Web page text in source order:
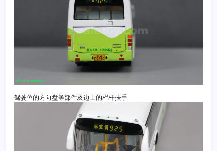
驾驶位的方向盘等部件及边上的栏杆扶手